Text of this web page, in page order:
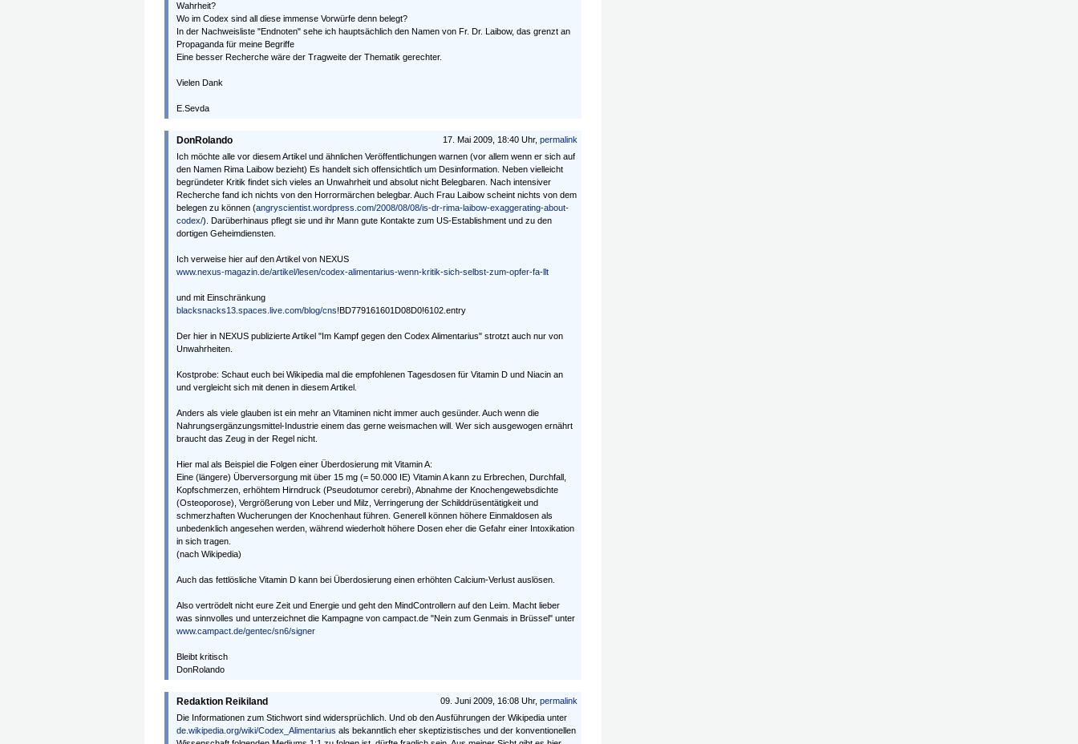
Wahrheit?
Wo im Codex sind all diese immense Vorwürfe denn belegt?
In der Nachweisliste "Endnoten" sehe ich hauptsächlich den Namen von Fr. Dr. Laibow, das grenzt an
Propaganda für meine Begriffe
Eine besser Recherche wäre der Tragweite der Thematik gerechter.
Vielen Dank
E.Sevda
17. Mai 2009, 18:40 Uhr, permalink
DonRolando
Ich möchte alle vor diesem Artikel und ähnlichen Veröffentlichungen warnen (vor allem wenn er sich auf
den Namen Rima Laibow bezieht) Es handelt sich offensichtlich um Desinformation. Neben vielleicht
begründeter Kritik findet sich vieles an Unwahrheit und absolut nicht Belegbaren. Nach intensiver
Recherche fand ich nichts von den Horrormärchen belegbar. Auch Frau Laibow scheint nichts von dem
belegen zu können (angryscientist.wordpress.com/2008/08/08/is-dr-rima-laibow-exaggerating-about-
codex/). Darüberhinaus pflegt sie und ihr Mann gute Kontakte zum US-Establishment und zu den
dortigen Geheimdiensten.
Ich verweise hier auf den Artikel von NEXUS
www.nexus-magazin.de/artikel/lesen/codex-alimentarius-wenn-kritik-sich-selbst-zum-opfer-fa-llt
und mit Einschränkung
blacksnacks13.spaces.live.com/blog/cns!BD779161601D08D0!6102.entry
Der hier in NEXUS publizierte Artikel "Im Kampf gegen den Codex Alimentarius" strotzt auch nur von
Unwahrheiten.
Kostprobe: Schaut euch bei Wikipedia mal die empfohlenen Tagesdosen für Vitamin D und Niacin an
und vergleicht sich mit denen in diesem Artikel.
Anders als viele glauben ist ein mehr an Vitaminen nicht immer auch gesünder. Auch wenn die
Nahrungsergänzungsmittel-Industrie einem das gerne weismachen will. Wer sich ausgewogen ernährt
braucht das Zeug in der Regel nicht.
Hier mal als Beispiel die Folgen einer Überdosierung mit Vitamin A:
Eine (längere) Überversorgung mit über 15 mg (= 50.000 IE) Vitamin A kann zu Erbrechen, Durchfall,
Kopfschmerzen, erhöhtem Hirndruck (Pseudotumor cerebri), Abnahme der Knochengewebsdichte
(Osteoporose), Vergrößerung von Leber und Milz, Verringerung der Schilddrüsentätigkeit und
schmerzhaften Wucherungen der Knochenhaut führen. Generell können höhere Einmaldosen als
unbedenklich angesehen werden, während wiederholt höhere Dosen eher die Gefahr einer Intoxikation
in sich tragen.
(nach Wikipedia)
Auch das fettlösliche Vitamin D kann bei Überdosierung einen erhöhten Calcium-Verlust auslösen.
Also vertrödelt nicht eure Zeit und Energie und geht den MindControllern auf den Leim. Macht lieber
was sinnvolles und unterzeichnet die Kampagne von campact.de "Nein zum Genmais in Brüssel" unter
www.campact.de/gentec/sn6/signer
Bleibt kritisch
DonRolando
09. Juni 2009, 16:08 Uhr, permalink
Redaktion Reikiland
Die Informationen zum Stichwort sind widersprüchlich. Und ob den Ausführungen der Wikipedia unter
de.wikipedia.org/wiki/Codex_Alimentarius als bekanntlich eher skeptizistisches und der konventionellen